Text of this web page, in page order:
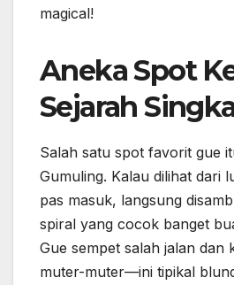
magical!
Aneka Spot
Sejarah
Salah satu spot favorit gue
Gumuling. Kalau dilihat dari
pas masuk, langsung
spiral yang cocok banget
Gue sempet salah jalan dan
muter-muter—ini tipikal